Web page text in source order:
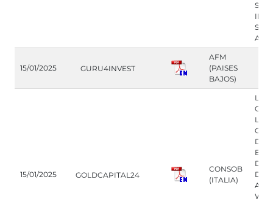
SIN
15/01/2025 GURU4INVEST
AFM
(PAISES
BAJOS)
15/01/2025 GOLDCAPITAL24
CONSOB
(ITALIA)
LA
LOS
DE
EL
DE
A